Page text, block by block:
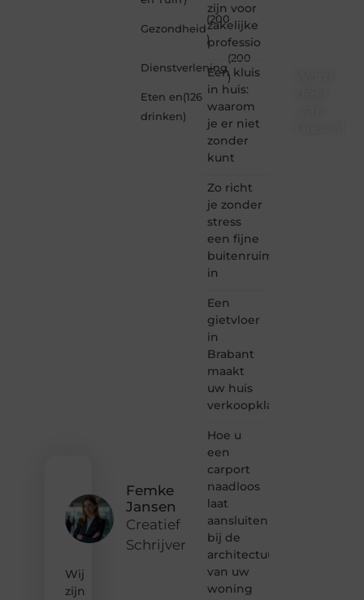
Femke
Jansen
Creatief
Schrijver
Wij
zijn
Gezondheid
(200
)
Dienstverlening
(200
)
Eten en
drinken
(126
)
zijn voor
zakelijke
professio
Een kluis
in huis:
waarom
je er niet
zonder
kunt
Zo richt
je zonder
stress
een fijne
buitenruimte
in
Een
gietvloer
in
Brabant
maakt
uw huis
verkoopklaar
Hoe u
een
carport
naadloos
laat
aansluiten
bij de
architectuur
van uw
woning